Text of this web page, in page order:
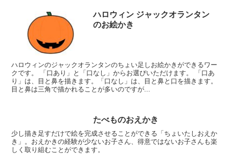
ハロウィン ジャックオランタン
のお絵かき
ハロウィンのジャックオランタンのちょい足しお絵かきができるワー
クです。 「口あり」と「口なし」からお選びいただけます。 「口あ
り」は、目と鼻を描きます。「口なし」は、目と鼻と口を描きます。
目と鼻は三角で描かれることが多いのですが...
たべものおえかき
少し描き足すだけで絵を完成させることができる「ちょいたしおえか
き」。おえかきの経験が少ないお子さん、得意ではないお子さんも楽
しく取り組むことができます。